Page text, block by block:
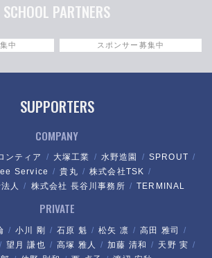
SCHOOL PARTNERS
中 スポンサー募集中
SUPPORTERS
COMPANY
ンティア 大塚工業 水野造園
SPROUT
Service
貴丸
株式会社TSK
人
株式会社 長谷川事務所 TERMINAL
PRIVATE
小川 剛 石原 魁 松矢 凛
高田 雅司
望月 謙也 高塚 雅人 加藤 清和
天野 実